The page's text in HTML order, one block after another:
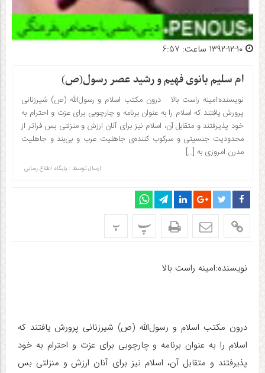
ام سلیم بانوی فهیم و رشید عصر رسول(ص)
نویسنده:امینه راست بالا درون مکتب اسلام و رسول‌الله (ص) شیر‌زنانی
پرورش یافتند که اسلام را به عنوان برنامه و چارچوبی برای عزت و احترام به
خود پذیرفتند و متقابل آن، اسلام نیز برای آنان ارزش و منزلتی بس فراتر از
محدودیت جنسیتی و سرکوب کننده‌ی جاهلیت عرب و بی‌بند و جاهلیت
مدرن امروزی به […]
ارسال توسط : پایگاه اطلاع رسانی
پ پ
نویسنده:امینه راست بالا
درون مکتب اسلام و رسول‌الله (ص) شیر‌زنانی پرورش یافتند که
اسلام را به عنوان برنامه و چارچوبی برای عزت و احترام به خود
پذیرفتند و متقابل آن، اسلام نیز برای آنان ارزش و منزلتی بس